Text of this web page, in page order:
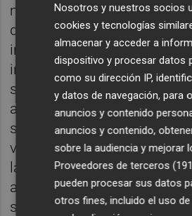
muestran diferencias entre
que en mayor medida
importaciones son los
información y
servicios de transporte, en
añadido extranjero de sus
sitúa en 2020 en un 15,6%
valor doméstico). En el lado
las actividades
auxiliares. El 91% de sus
suponen valor añadido para
Nosotros y nuestros socios
cookies y tecnologías
almacenar y acceder a
dispositivo y procesar datos
como su dirección IP,
y datos de navegación, para
anuncios y contenido
anuncios y contenido,
sobre la audiencia y mejorar
Proveedores de terceros
pueden procesar sus datos
otros fines, incluido el uso